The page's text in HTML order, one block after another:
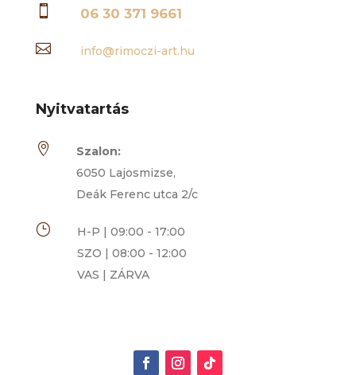
 06 30 371 9661
 info@rimoczi-art.hu
Nyitvatartás

Szalon:
6050 Lajosmizse,
Deák Ferenc utca 2/c
}
H-P | 09:00 - 17:00
SZO | 08:00 - 12:00
VAS | ZÁRVA